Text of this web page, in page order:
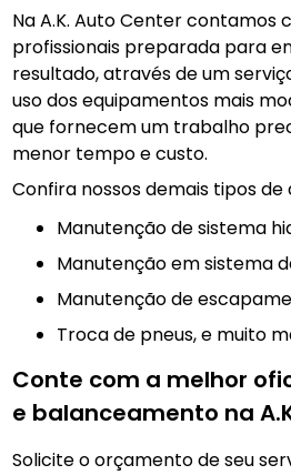
Na A.K. Auto Center contamos
profissionais preparada para
resultado, através de um
uso dos equipamentos mais
que fornecem um trabalho
menor tempo e custo.
Confira nossos demais tipos
manutenção de sistema
manutenção em sistema
manutenção de
troca de pneus, e muito
Conte com a melhor
e balanceamento na
Solicite o orçamento de seu